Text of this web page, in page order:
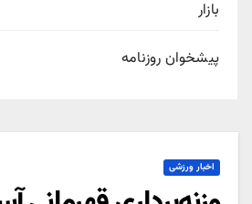
بازار
پیشخوان روزنامه
اخبار ورزشی